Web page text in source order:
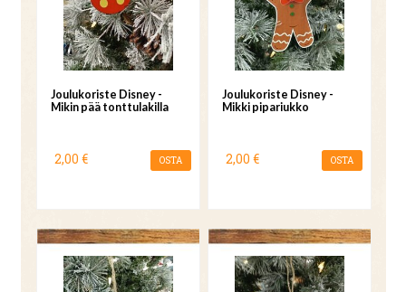
Joulukoriste Disney -
Mikin pää tonttulakilla
2,00 € OSTA
Joulukoriste Disney -
Mikki pipariukko
2,00 € OSTA